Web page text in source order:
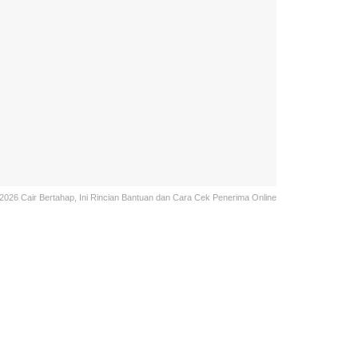
Cair Bertahap, Ini Rincian Bantuan dan Cara Cek Penerima Online